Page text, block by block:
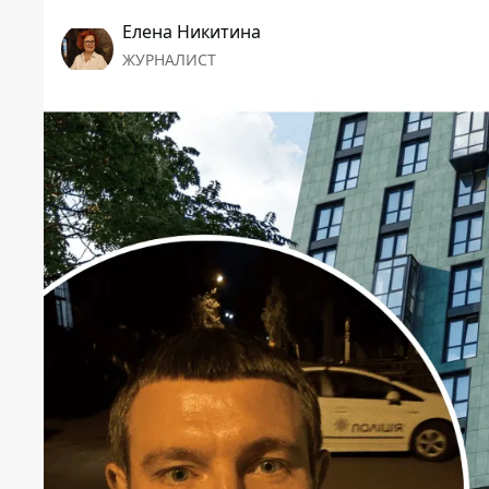
Елена Никитина
ЖУРНАЛИСТ